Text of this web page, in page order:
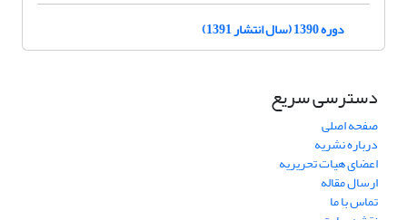
دوره 1390 (سال انتشار 1391)
دسترسی سریع
صفحه اصلی
درباره نشریه
اعضای هیات تحریریه
ارسال مقاله
تماس با ما